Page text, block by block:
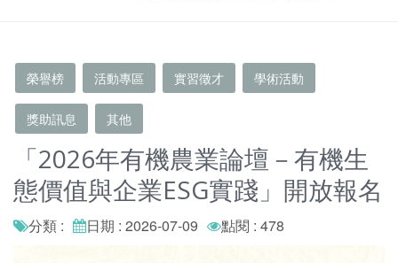
榮譽榜 活動專區 實習徵才 學術活動
獎助訊息 其他
「2026年有機農業論壇－有機生
態價值與企業ESG實踐」開放報名
分類 : 日期 : 2026-07-09 點閱 : 478